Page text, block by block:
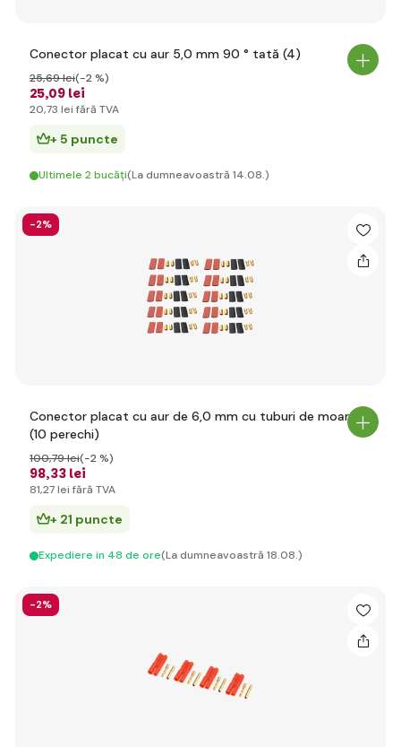
Conector placat cu aur 5,0 mm 90 ° tată (4)
25,09 lei
25,69 lei(-2 %)
20,73 lei fără TVA
+ 5 puncte
Ultimele 2 bucăți(La dumneavoastră 14.08.)
-2%
Conector placat cu aur de 6,0 mm cu tuburi de moarte
(10 perechi)
98,33 lei
100,79 lei(-2 %)
81,27 lei fără TVA
+ 21 puncte
Expediere in 48 de ore(La dumneavoastră 18.08.)
-2%